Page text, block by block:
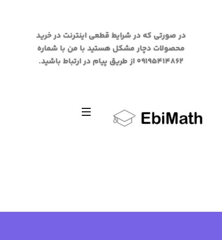
در صورتی که در شرایط قطعی اینترنت در خرید
محصولات دچار مشکل هستید با من با شماره
09195414862 از طریق پیام در ارتباط باشید.